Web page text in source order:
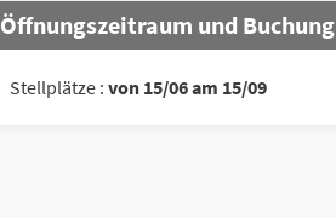
Öffnungszeitraum und Buchung
Stellplätze : von 15/06 am 15/09